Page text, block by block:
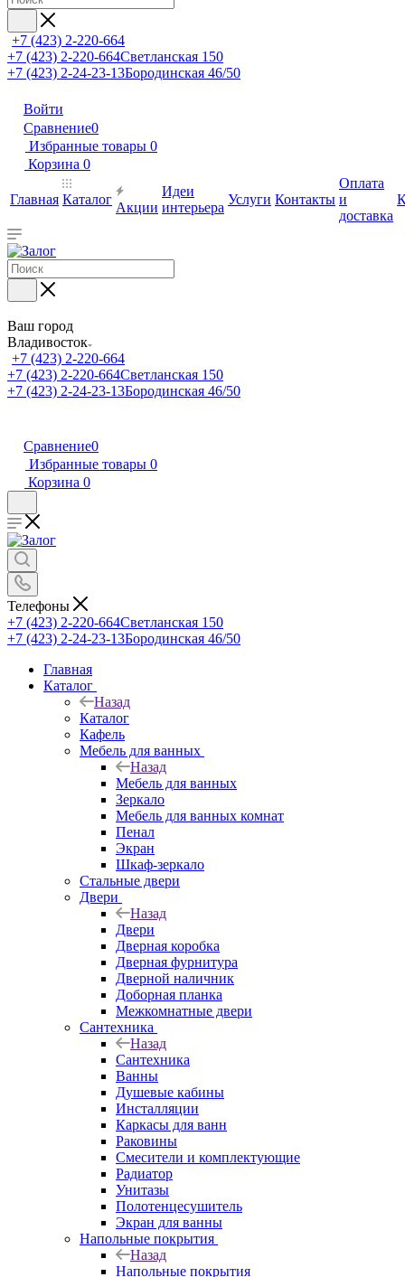
+7 (423) 2-220-664
+7 (423) 2-220-664Светланская 150
+7 (423) 2-24-23-13Бородинская 46/50
Войти
Сравнение0
Избранные товары 0
Корзина 0
Главная Каталог
Акции
Идеи
интерьера
Услуги Контакты
Оплата
и
доставка
Ваш город
Владивосток
+7 (423) 2-220-664
+7 (423) 2-220-664Светланская 150
+7 (423) 2-24-23-13Бородинская 46/50
Сравнение0
Избранные товары 0
Корзина 0
Телефоны
+7 (423) 2-220-664Светланская 150
+7 (423) 2-24-23-13Бородинская 46/50
Главная
Каталог
Назад
Каталог
Кафель
Мебель для ванных
Назад
Мебель для ванных
Зеркало
Мебель для ванных комнат
Пенал
Экран
Шкаф-зеркало
Стальные двери
Двери
Назад
Двери
Дверная коробка
Дверная фурнитура
Дверной наличник
Доборная планка
Межкомнатные двери
Сантехника
Назад
Сантехника
Ванны
Душевые кабины
Инсталляции
Каркасы для ванн
Раковины
Смесители и комплектующие
Радиатор
Унитазы
Полотенцесушитель
Экран для ванны
Напольные покрытия
Назад
Напольные покрытия